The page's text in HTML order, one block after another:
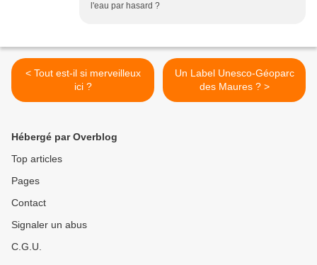
l'eau par hasard ?
< Tout est-il si merveilleux
ici ?
Un Label Unesco-Géoparc
des Maures ? >
Hébergé par Overblog
Top articles
Pages
Contact
Signaler un abus
C.G.U.